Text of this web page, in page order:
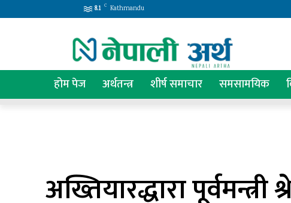
8.1 C Kathmandu
होम पेज अर्थतन्त्र शीर्ष समाचार समसामयिक
अख्तियारद्धारा पूर्वमन्त्री